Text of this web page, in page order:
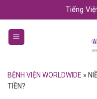
to
content
Tiếng
BỆNH VIỆN WORLDWIDE »
TIỀN?